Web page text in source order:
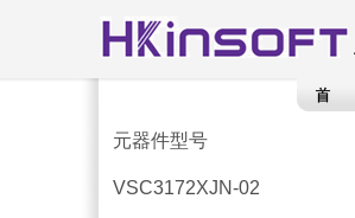
元器件型号
VSC3172XJN-02